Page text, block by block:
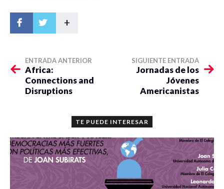
+
ENTRADA ANTERIOR
Africa:
Connections and
Disruptions
SIGUIENTE ENTRADA
Jornadas de los
Jóvenes
Americanistas
TE PUEDE INTERESAR